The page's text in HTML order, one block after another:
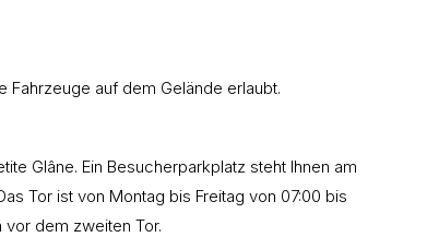
Fahrzeuge auf dem Gelände erlaubt.
Glâne. Ein Besucherparkplatz steht Ihnen am
Tor ist von Montag bis Freitag von 07:00 bis
vor dem zweiten Tor.